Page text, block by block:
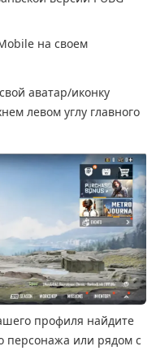
на своем
аватар/иконку
левом углу главного
профиля найдите
персонажа или рядом с